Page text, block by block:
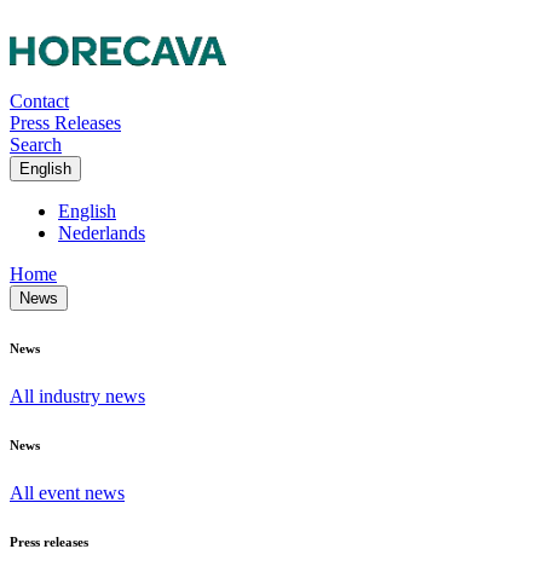
Contact
Press Releases
Search
English
English
Nederlands
Home
News
News
All industry news
News
All event news
Press releases